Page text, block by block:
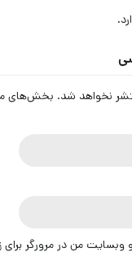
نخواهد شد. بخش‌های
وبسایت من در مرورگر